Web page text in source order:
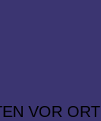
VOR ORT